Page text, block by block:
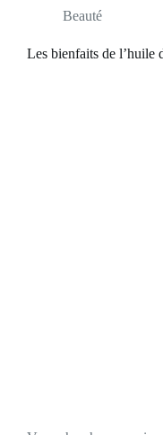
Beauté
Les bienfaits de l’huile